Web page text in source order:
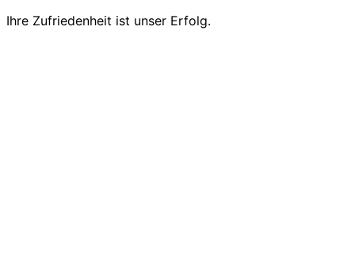
Ihre Zufriedenheit ist unser Erfolg.